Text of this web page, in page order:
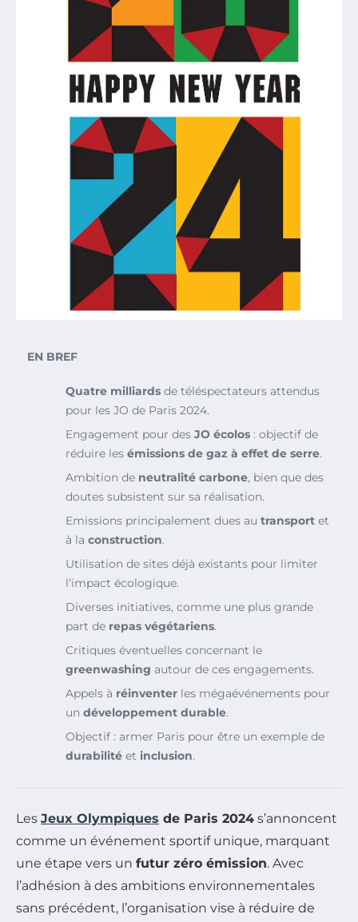
EN BREF
Quatre milliards de téléspectateurs attendus
pour les JO de Paris 2024.
Engagement pour des JO écolos : objectif de
réduire les émissions de gaz à effet de serre.
Ambition de neutralité carbone, bien que des
doutes subsistent sur sa réalisation.
Emissions principalement dues au transport et
à la construction.
Utilisation de sites déjà existants pour limiter
l’impact écologique.
Diverses initiatives, comme une plus grande
part de repas végétariens.
Critiques éventuelles concernant le
greenwashing autour de ces engagements.
Appels à réinventer les mégaévénements pour
un développement durable.
Objectif : armer Paris pour être un exemple de
durabilité et inclusion.
Les Jeux Olympiques de Paris 2024 s’annoncent
comme un événement sportif unique, marquant
une étape vers un futur zéro émission. Avec
l’adhésion à des ambitions environnementales
sans précédent, l’organisation vise à réduire de